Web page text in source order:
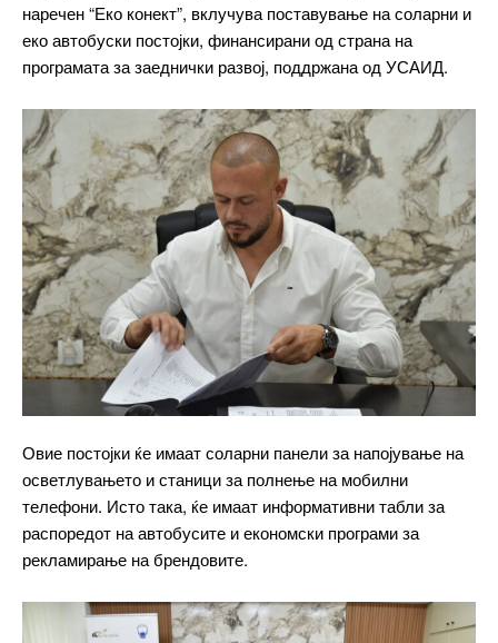
━ pricing plans
наречен “Еко конект”, вклучува поставување на соларни и
еко автобуски постојки, финансирани од страна на
програмата за заеднички развој, поддржана од УСАИД.
Овие постојки ќе имаат соларни панели за напојување на
осветлувањето и станици за полнење на мобилни
телефони. Исто така, ќе имаат информативни табли за
распоредот на автобусите и економски програми за
рекламирање на брендовите.